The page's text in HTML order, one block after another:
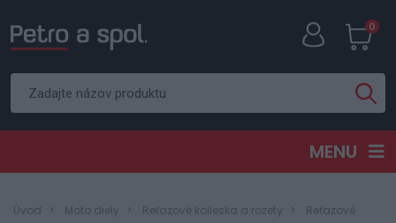
0
MENU
Úvod Moto diely Reťazové kolieska a rozety
Reťazové